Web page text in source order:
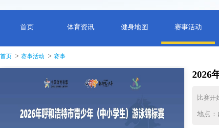
首页 体育资讯 健身地图 赛事活动
首页 > 赛事活动 > 赛事
2026
比赛开
地点：